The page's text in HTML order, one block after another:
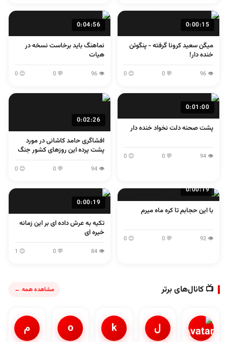
0:00:15
میگن سعید کرونا گرفته - پنگوئن
خنده دار!
👁 96
💬 0
😊 0
0:04:56
نماهنگ باید برخاست نسخه در
هیات
👁 96
💬 0
😊 0
0:01:00
پشت صحنه دلت نخواد خنده دار
👁 94
💬 0
😊 0
0:02:26
افشاگری حامد کاشانی در مورد
پشت پرده این روزهای کشور جنگ
👁 94
💬 0
😊 0
0:00:19
با این حجابم تا کره ماه میرم
👁 92
💬 0
😊 0
0:00:19
تکیه به عرش داده ای بر این زمانه
خیره ای
👁 84
💬 0
😊 1
📺 کانال‌های برتر مشاهده همه ←
ل k
o م